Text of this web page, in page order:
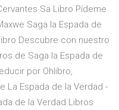
Sa Libro Pídeme
Saga la Espada de
Descubre con nuestro
de Saga la Espada de
por Ohlibro,
La Espada de la Verdad -
de la Verdad Libros